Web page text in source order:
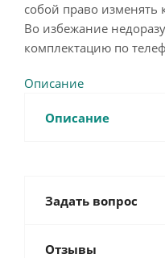
собой право изменять
Во избежание
комплектацию по
Описание
Описание
Задать вопрос
Отзывы